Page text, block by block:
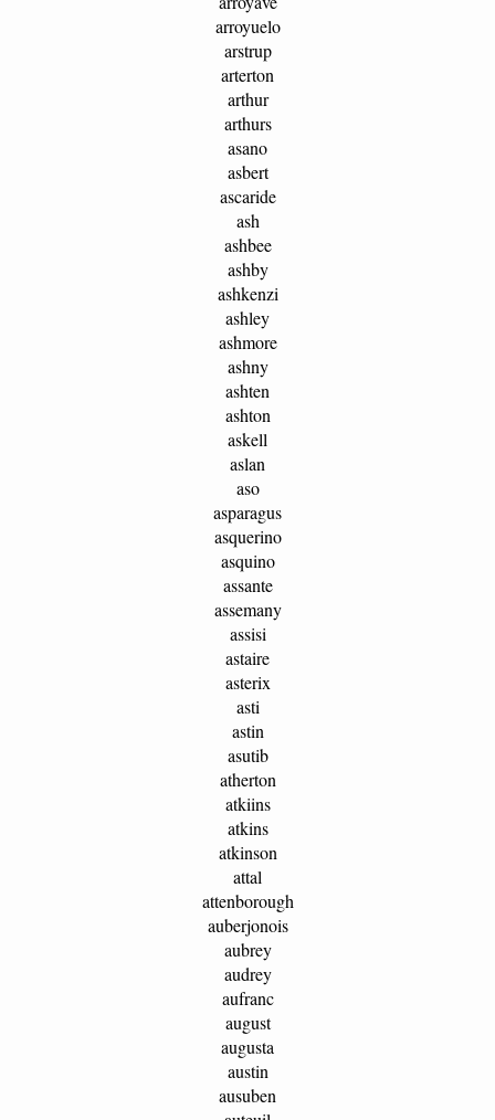
arroyuelo
arstrup
arterton
arthur
arthurs
asano
asbert
ascaride
ash
ashbee
ashby
ashkenzi
ashley
ashmore
ashny
ashten
ashton
askell
aslan
aso
asparagus
asquerino
asquino
assante
assemany
assisi
astaire
asterix
asti
astin
asutib
atherton
atkiins
atkins
atkinson
attal
attenborough
auberjonois
aubrey
audrey
aufranc
august
augusta
austin
ausuben